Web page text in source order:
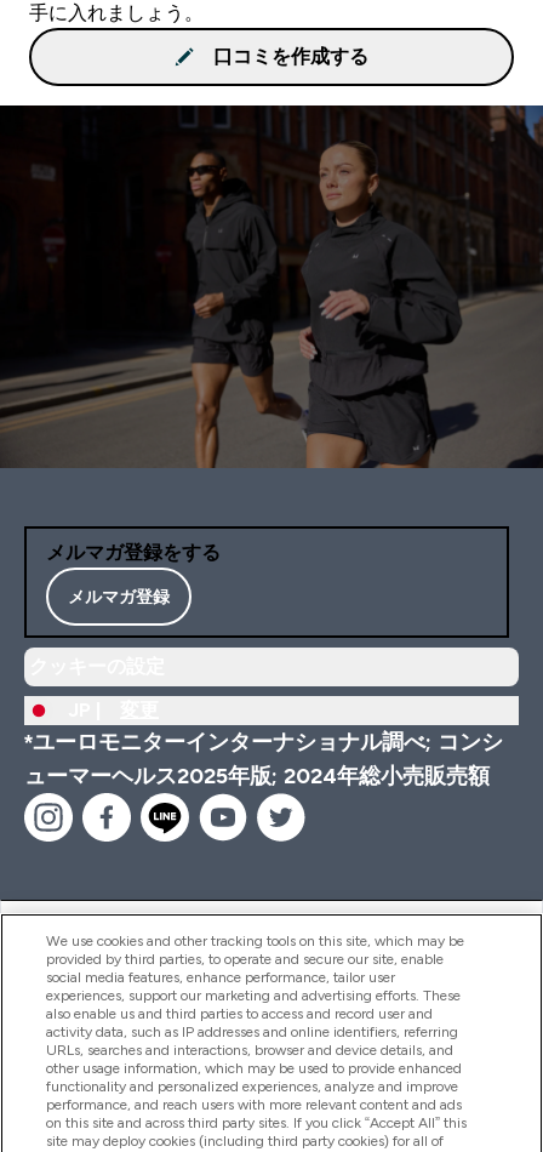
手に入れましょう。
口コミを作成する
メルマガ登録をする
メルマガ登録
*ユーロモニターインターナショナル調べ; コンシ
ューマーヘルス2025年版; 2024年総小売販売額
ヘルプ＆ガイド
商品について
会社概要
We use cookies and other tracking tools on this site, which may be
provided by third parties, to operate and secure our site, enable
social media features, enhance performance, tailor user
experiences, support our marketing and advertising efforts. These
also enable us and third parties to access and record user and
activity data, such as IP addresses and online identifiers, referring
URLs, searches and interactions, browser and device details, and
other usage information, which may be used to provide enhanced
functionality and personalized experiences, analyze and improve
performance, and reach users with more relevant content and ads
on this site and across third party sites. If you click “Accept All” this
site may deploy cookies (including third party cookies) for all of